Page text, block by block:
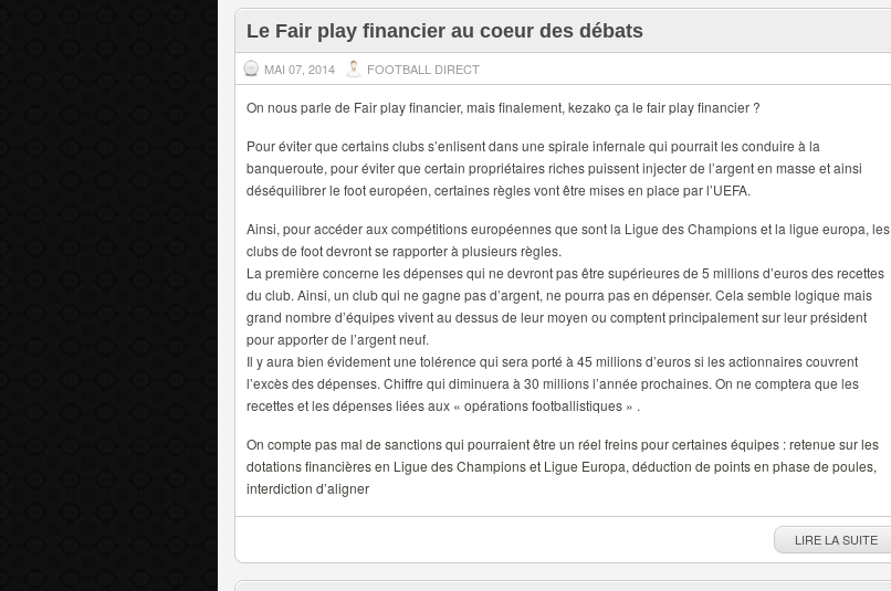
Le Fair play financier au coeur des débats
MAI 07, 2014 FOOTBALL DIRECT
On nous parle de Fair play financier, mais finalement, kezako ça le fair play financier ?
Pour éviter que certains clubs s’enlisent dans une spirale infernale qui pourrait les conduire à la
banqueroute, pour éviter que certain propriétaires riches puissent injecter de l’argent en masse et ainsi
déséquilibrer le foot européen, certaines règles vont être mises en place par l’UEFA.
Ainsi, pour accéder aux compétitions européennes que sont la Ligue des Champions et la ligue europa, les
clubs de foot devront se rapporter à plusieurs règles.
La première concerne les dépenses qui ne devront pas être supérieures de 5 millions d’euros des recettes
du club. Ainsi, un club qui ne gagne pas d’argent, ne pourra pas en dépenser. Cela semble logique mais
grand nombre d’équipes vivent au dessus de leur moyen ou comptent principalement sur leur président
pour apporter de l’argent neuf.
Il y aura bien évidement une tolérence qui sera porté à 45 millions d’euros si les actionnaires couvrent
l’excès des dépenses. Chiffre qui diminuera à 30 millions l’année prochaines. On ne comptera que les
recettes et les dépenses liées aux « opérations footballistiques » .
On compte pas mal de sanctions qui pourraient être un réel freins pour certaines équipes : retenue sur les
dotations financières en Ligue des Champions et Ligue Europa, déduction de points en phase de poules,
interdiction d’aligner
LIRE LA SUITE